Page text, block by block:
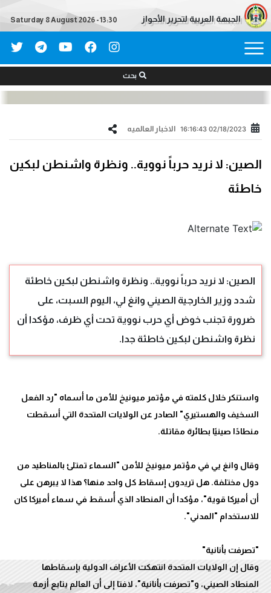
الجبهة العربية لتحرير الأحواز Saturday 8 August 2026 - 13:30
بحث
02/18/2023 16:16:43 الاخبار العالمیه
الصين: لا نريد حرباً نووية.. ونظرة واشنطن لبكين
خاطئة
الصين: لا نريد حرباً نووية.. ونظرة واشنطن لبكين خاطئة
شدد وزير الخارجية الصيني وانغ لي، اليوم السبت، على
ضرورة تجنب خوض أي حرب نووية تحت أي ظرف، مؤكدا أن
نظرة واشنطن لبكين خاطئة جدا.
واستنكر خلال كلمته في مؤتمر ميونيخ للأمن ما أسماه "رد الفعل
السخيف والهستيري" الصادر عن الولايات المتحدة التي أسقطت
وقال وانغ يي في مؤتمر ميونيخ للأمن "السماء تمتلئ بالمناطيد من
دول مختلفة. هل تريدون إسقاط كل واحد منها؟ هذا لا يبرهن على
أن أميركا قوية"، مؤكدا أن المنطاد الذي أُسقط في سماء أميركا كان
وقال إن الولايات المتحدة انتهكت الأعراف الدولية بإسقاطها
المنطاد الصيني، و"تصرفت بأنانية"، لافتا إلى أن العالم يتابع أزمة